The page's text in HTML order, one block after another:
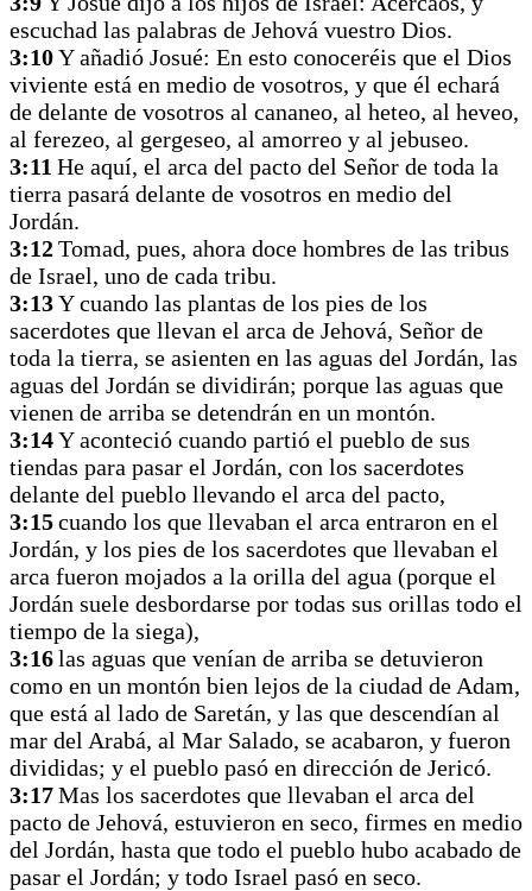
escuchad las palabras de Jehová vuestro Dios.
3:10Y añadió Josué: En esto conoceréis que el Dios
viviente está en medio de vosotros, y que él echará
de delante de vosotros al cananeo, al heteo, al heveo,
al ferezeo, al gergeseo, al amorreo y al jebuseo.
3:11 He aquí, el arca del pacto del Señor de toda la
tierra pasará delante de vosotros en medio del
Jordán.
3:12Tomad, pues, ahora doce hombres de las tribus
de Israel, uno de cada tribu.
3:13Y cuando las plantas de los pies de los
sacerdotes que llevan el arca de Jehová, Señor de
toda la tierra, se asienten en las aguas del Jordán, las
aguas del Jordán se dividirán; porque las aguas que
vienen de arriba se detendrán en un montón.
3:14Y aconteció cuando partió el pueblo de sus
tiendas para pasar el Jordán, con los sacerdotes
delante del pueblo llevando el arca del pacto,
3:15cuando los que llevaban el arca entraron en el
Jordán, y los pies de los sacerdotes que llevaban el
arca fueron mojados a la orilla del agua (porque el
Jordán suele desbordarse por todas sus orillas todo el
tiempo de la siega),
3:16las aguas que venían de arriba se detuvieron
como en un montón bien lejos de la ciudad de Adam,
que está al lado de Saretán, y las que descendían al
mar del Arabá, al Mar Salado, se acabaron, y fueron
divididas; y el pueblo pasó en dirección de Jericó.
3:17Mas los sacerdotes que llevaban el arca del
pacto de Jehová, estuvieron en seco, firmes en medio
del Jordán, hasta que todo el pueblo hubo acabado de
pasar el Jordán; y todo Israel pasó en seco.